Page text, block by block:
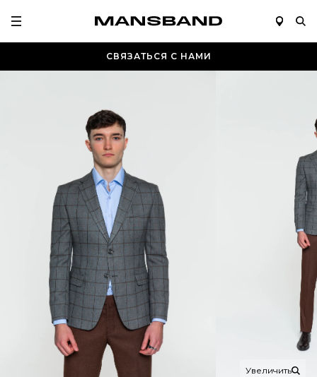
СВЯЗАТЬСЯ С НАМИ
Увеличить